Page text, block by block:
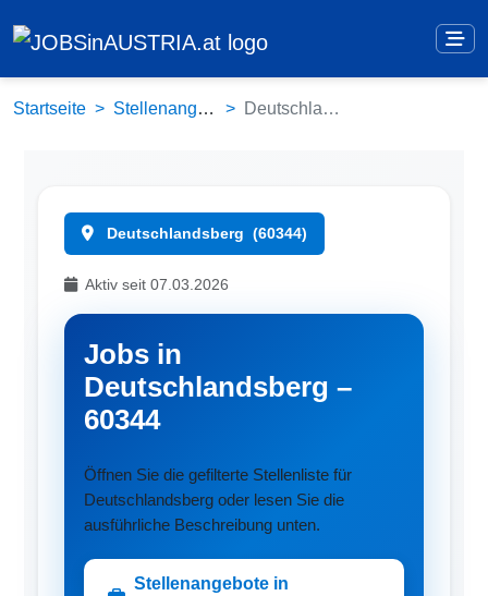
Startseite Stellenangebote Deutschlandsberg (60344)
Deutschlandsberg (60344)
Aktiv seit 07.03.2026
Jobs in
Deutschlandsberg –
60344
Öffnen Sie die gefilterte Stellenliste für
Deutschlandsberg oder lesen Sie die
ausführliche Beschreibung unten.
Stellenangebote in